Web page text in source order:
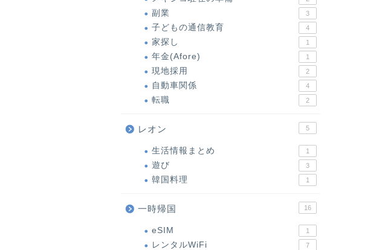
副業 3
子どもの通信教育 4
家探し 1
年金(Afore) 1
現地採用 2
自動車関係 4
転職 2
レオン 5
生活情報まとめ 1
遊び 3
韓国料理 1
一時帰国 16
eSIM 1
レンタルWiFi 7